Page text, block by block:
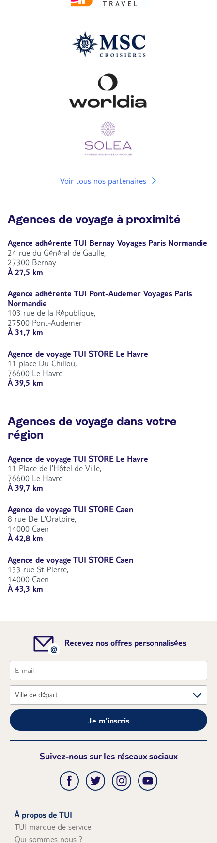
Voir tous nos partenaires
Agences de voyage à proximité
Agence adhérente TUI Bernay Voyages Paris Normandie
24 rue du Général de Gaulle,
27300 Bernay
À 27,5 km
Agence adhérente TUI Pont-Audemer Voyages Paris
Normandie
103 rue de la République,
27500 Pont-Audemer
À 31,7 km
Agence de voyage TUI STORE Le Havre
11 place Du Chillou,
76600 Le Havre
À 39,5 km
Agences de voyage dans votre
région
Agence de voyage TUI STORE Le Havre
11 Place de l'Hôtel de Ville,
76600 Le Havre
À 39,7 km
Agence de voyage TUI STORE Caen
8 rue De L'Oratoire,
14000 Caen
À 42,8 km
Agence de voyage TUI STORE Caen
133 rue St Pierre,
14000 Caen
À 43,3 km
Recevez nos offres personnalisées
Je m'inscris
Suivez-nous sur les réseaux sociaux
À propos de TUI
TUI marque de service
Qui sommes nous ?